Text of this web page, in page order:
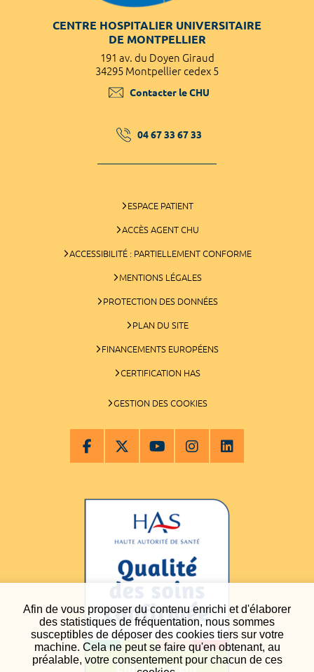
Afin de vous proposer du contenu enrichi et d'élaborer
des statistiques de fréquentation, nous sommes
susceptibles de déposer des cookies tiers sur votre
machine. Cela ne peut se faire qu'en obtenant, au
préalable, votre consentement pour chacun de ces
CENTRE HOSPITALIER UNIVERSITAIRE
DE MONTPELLIER
191 av. du Doyen Giraud
34295 Montpellier cedex 5
Contacter le CHU
04 67 33 67 33
ESPACE PATIENT
ACCÈS AGENT CHU
ACCESSIBILITÉ : PARTIELLEMENT CONFORME
MENTIONS LÉGALES
PROTECTION DES DONNÉES
PLAN DU SITE
FINANCEMENTS EUROPÉENS
CERTIFICATION HAS
GESTION DES COOKIES